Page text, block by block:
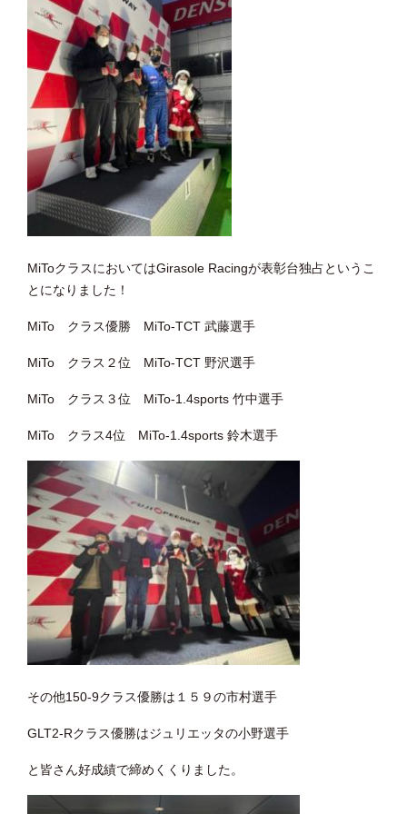
MiToクラスにおいてはGirasole Racingが表彰台独占というこ
とになりました！
MiTo クラス優勝 MiTo-TCT 武藤選手
MiTo クラス２位 MiTo-TCT 野沢選手
MiTo クラス３位 MiTo-1.4sports 竹中選手
MiTo クラス4位 MiTo-1.4sports 鈴木選手
その他150-9クラス優勝は１５９の市村選手
GLT2-Rクラス優勝はジュリエッタの小野選手
と皆さん好成績で締めくくりました。